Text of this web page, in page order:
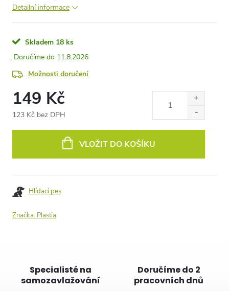
Detailní informace
Skladem 18 ks
11.8.2026
Možnosti doručení
149 Kč
123 Kč bez DPH
VLOŽIT DO KOŠÍKU
Hlídací pes
Značka: Plastia
Specialisté na
samozavlažování
Doručíme do 2
pracovních dnů